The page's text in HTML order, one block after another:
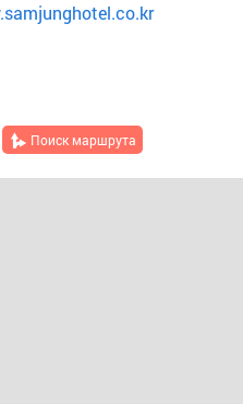
Поиск маршрута